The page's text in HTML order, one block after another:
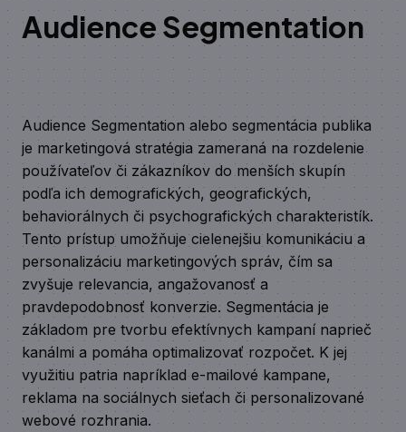
Audience Segmentation
Audience Segmentation alebo segmentácia publika
je marketingová stratégia zameraná na rozdelenie
používateľov či zákazníkov do menších skupín
podľa ich demografických, geografických,
behaviorálnych či psychografických charakteristík.
Tento prístup umožňuje cielenejšiu komunikáciu a
personalizáciu marketingových správ, čím sa
zvyšuje relevancia, angažovanosť a
pravdepodobnosť konverzie. Segmentácia je
základom pre tvorbu efektívnych kampaní naprieč
kanálmi a pomáha optimalizovať rozpočet. K jej
využitiu patria napríklad e-mailové kampane,
reklama na sociálnych sieťach či personalizované
webové rozhrania.